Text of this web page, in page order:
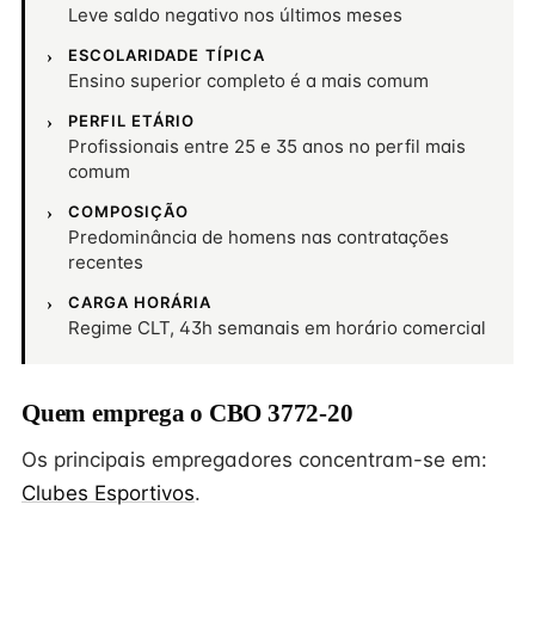
Leve saldo negativo nos últimos meses
ESCOLARIDADE TÍPICA
Ensino superior completo é a mais comum
PERFIL ETÁRIO
Profissionais entre 25 e 35 anos no perfil mais
comum
COMPOSIÇÃO
Predominância de homens nas contratações
recentes
CARGA HORÁRIA
Regime CLT, 43h semanais em horário comercial
Quem emprega o CBO 3772-20
Os principais empregadores concentram-se em:
Clubes Esportivos.